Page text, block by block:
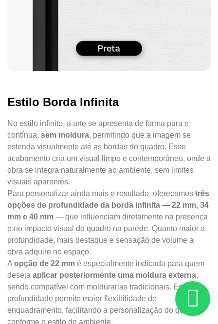
Estilo Borda Infinita
No estilo infinito, a arte se apresenta de forma pura e
contínua, sem moldura, permitindo que a imagem se
estenda visualmente até as bordas do quadro. Esse
acabamento cria um visual limpo e contemporâneo, onde a
obra se integra naturalmente ao ambiente, sem limites
visuais aparentes.
Para personalizar ainda mais o resultado, oferecemos três
opções de profundidade da borda infinita — 22 mm, 34
mm e 40 mm — que influenciam diretamente na presença
e no impacto visual do quadro na parede. Quanto maior a
profundidade, mais destaque e sensação de volume a
obra adquire no espaço.
A opção de 22 mm é especialmente indicada para quem
deseja aplicar posteriormente uma moldura externa,
sendo compatível com moldurarias tradicionais. Essa
profundidade permite maior flexibilidade de
enquadramento, facilitando a personalização do quadro
conforme o estilo do ambiente.